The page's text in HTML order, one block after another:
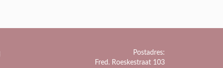
Postadres:
Fred. Roeskestraat 103